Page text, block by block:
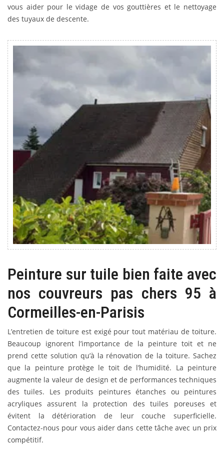
vous aider pour le vidage de vos gouttières et le nettoyage
des tuyaux de descente.
Peinture sur tuile bien faite avec
nos couvreurs pas chers 95 à
Cormeilles-en-Parisis
L’entretien de toiture est exigé pour tout matériau de toiture.
Beaucoup ignorent l’importance de la peinture toit et ne
prend cette solution qu’à la rénovation de la toiture. Sachez
que la peinture protège le toit de l’humidité. La peinture
augmente la valeur de design et de performances techniques
des tuiles. Les produits peintures étanches ou peintures
acryliques assurent la protection des tuiles poreuses et
évitent la détérioration de leur couche superficielle.
Contactez-nous pour vous aider dans cette tâche avec un prix
compétitif.